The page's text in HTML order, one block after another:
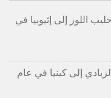
اللوز إلى إثيوبيا في
إلى كينيا في عام